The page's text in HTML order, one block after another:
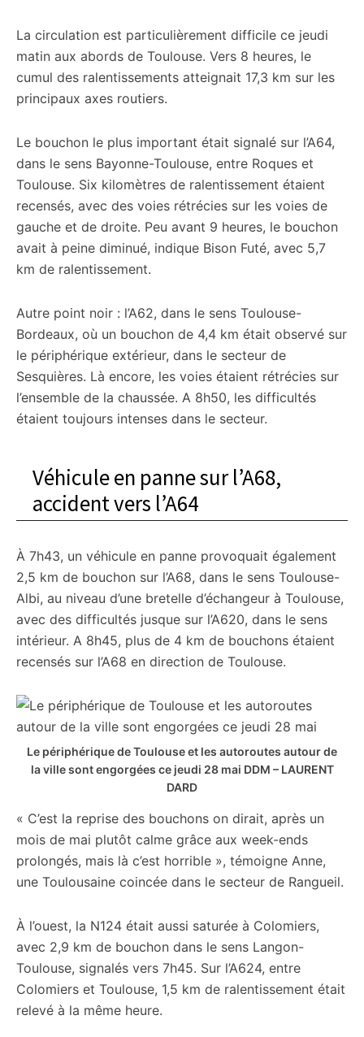
La circulation est particulièrement difficile ce jeudi
matin aux abords de Toulouse. Vers 8 heures, le
cumul des ralentissements atteignait 17,3 km sur les
principaux axes routiers.
Le bouchon le plus important était signalé sur l’A64,
dans le sens Bayonne-Toulouse, entre Roques et
Toulouse. Six kilomètres de ralentissement étaient
recensés, avec des voies rétrécies sur les voies de
gauche et de droite. Peu avant 9 heures, le bouchon
avait à peine diminué, indique Bison Futé, avec 5,7
km de ralentissement.
Autre point noir : l’A62, dans le sens Toulouse-
Bordeaux, où un bouchon de 4,4 km était observé sur
le périphérique extérieur, dans le secteur de
Sesquières. Là encore, les voies étaient rétrécies sur
l’ensemble de la chaussée. A 8h50, les difficultés
étaient toujours intenses dans le secteur.
Véhicule en panne sur l’A68,
accident vers l’A64
À 7h43, un véhicule en panne provoquait également
2,5 km de bouchon sur l’A68, dans le sens Toulouse-
Albi, au niveau d’une bretelle d’échangeur à Toulouse,
avec des difficultés jusque sur l’A620, dans le sens
intérieur. A 8h45, plus de 4 km de bouchons étaient
recensés sur l’A68 en direction de Toulouse.
Le périphérique de Toulouse et les autoroutes autour de
la ville sont engorgées ce jeudi 28 mai DDM – LAURENT
DARD
« C’est la reprise des bouchons on dirait, après un
mois de mai plutôt calme grâce aux week-ends
prolongés, mais là c’est horrible », témoigne Anne,
une Toulousaine coincée dans le secteur de Rangueil.
À l’ouest, la N124 était aussi saturée à Colomiers,
avec 2,9 km de bouchon dans le sens Langon-
Toulouse, signalés vers 7h45. Sur l’A624, entre
Colomiers et Toulouse, 1,5 km de ralentissement était
relevé à la même heure.